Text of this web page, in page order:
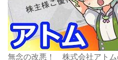
無念の改悪！ 株式会社アト